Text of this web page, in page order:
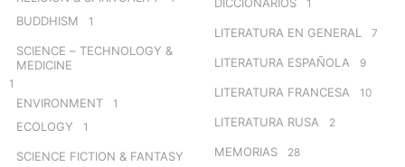
BUDDHISM 1
SCIENCE – TECHNOLOGY &
MEDICINE
1
ENVIRONMENT 1
ECOLOGY 1
SCIENCE FICTION & FANTASY
DICCIONARIOS 1
LITERATURA EN GENERAL 7
LITERATURA ESPAÑOLA 9
LITERATURA FRANCESA 10
LITERATURA RUSA 2
MEMORIAS 28